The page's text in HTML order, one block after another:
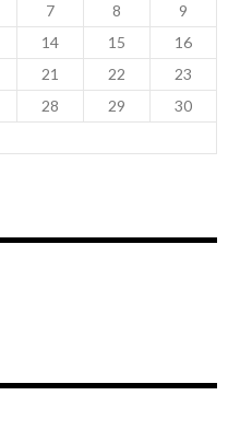
7 8
9
14 15
16
21 22
23
28 29
30